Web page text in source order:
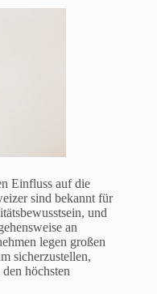
Einfluss auf die
sind bekannt für
und
an
legen großen
sicherzustellen,
höchsten